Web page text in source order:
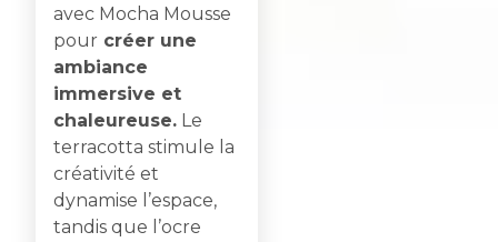
avec Mocha Mousse
pour créer une
ambiance
immersive et
chaleureuse. Le
terracotta stimule la
créativité et
dynamise l’espace,
tandis que l’ocre